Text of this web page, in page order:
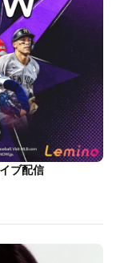
ブ配信